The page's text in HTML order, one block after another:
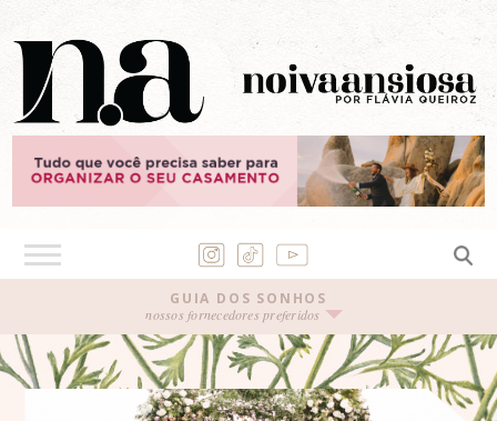
GUIA DOS SONHOS
nossos fornecedores preferidos